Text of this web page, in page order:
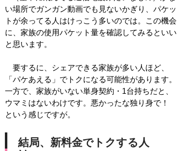
い場所でガンガン動画でも見ないかぎり、パケッ
トが余ってる人はけっこう多いのでは。この機会
に、家族の使用パケット量を確認してみるといい
と思います。
要するに、シェアできる家族が多い人ほど、
「パケあえる」でトクになる可能性があります。
一方で、家族がいない単身契約・1台持ちだと、
ウマミはないわけです。悪かったな独り身で！
という感じですが。
結局、新料金でトクする人